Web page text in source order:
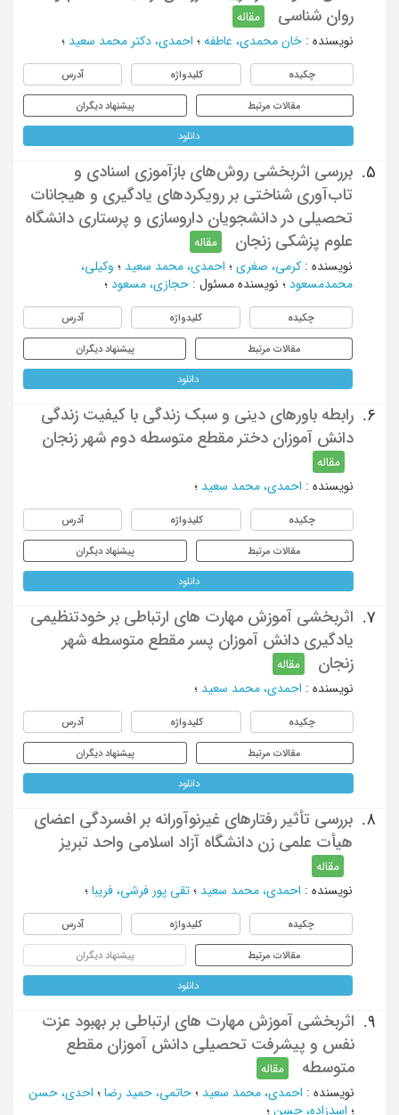
روان شناسی
مقاله
نویسنده : خان محمدی، عاطفه ؛ احمدی، دکتر محمد سعید ؛
چکیده کلیدواژه آدرس
مقالات مرتبط پیشنهاد دیگران
دانلود
5.
بررسی اثربخشی روش‌های بازآموزی اسنادی و
تاب‌آوری شناختی بر رویکردهای یادگیری و هیجانات
تحصیلی در دانشجویان داروسازی و پرستاری دانشگاه
علوم پزشکی زنجان
مقاله
نویسنده : کرمی، صغری ؛ احمدی، محمد سعید ؛ وکیلی،
محمدمسعود ؛ نویسنده مسئول : حجازی، مسعود ؛
چکیده کلیدواژه آدرس
مقالات مرتبط پیشنهاد دیگران
دانلود
6.
رابطه باورهای دینی و سبک زندگی با کیفیت زندگی
دانش آموزان دختر مقطع متوسطه دوم شهر زنجان
مقاله
نویسنده : احمدی، محمد سعید ؛
چکیده کلیدواژه آدرس
مقالات مرتبط پیشنهاد دیگران
دانلود
7.
اثربخشی آموزش مهارت های ارتباطی بر خودتنظیمی
یادگیری دانش آموزان پسر مقطع متوسطه شهر
زنجان
مقاله
نویسنده : احمدی، محمد سعید ؛
چکیده کلیدواژه آدرس
مقالات مرتبط پیشنهاد دیگران
دانلود
8.
بررسی تأثیر رفتارهای غیرنوآورانه بر افسردگی اعضای
هیأت علمی زن دانشگاه آزاد اسلامی واحد تبریز
مقاله
نویسنده : احمدی، محمد سعید ؛ تقی پور فرشی، فریبا ؛
چکیده کلیدواژه آدرس
مقالات مرتبط پیشنهاد دیگران
دانلود
9.
اثربخشی آموزش مهارت های ارتباطی بر بهبود عزت
نفس و پیشرفت تحصیلی دانش آموزان مقطع
متوسطه
مقاله
نویسنده : احمدی، محمد سعید ؛ حاتمی، حمید رضا ؛ احدی، حسن
؛ اسدزاده، حسن ؛